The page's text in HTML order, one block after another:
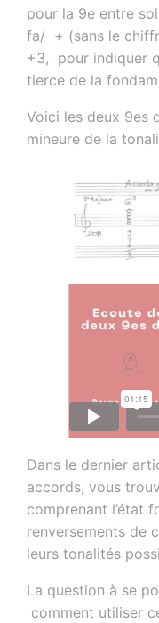
pour la 9e entre
fa/ + (sans le
+3, pour indiquer
tierce de la
Voici les deux 9es
mineure de la
Dans le dernier
accords, vous
comprenant l’état
renversements de
leurs tonalités
La question à se
comment utiliser